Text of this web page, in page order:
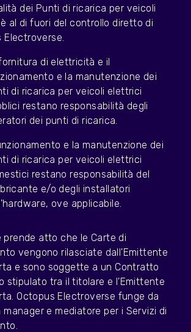
dei Punti di ricarica per veicoli
al di fuori del controllo diretto di
Electroverse.
di elettricità e il
e la manutenzione dei
di ricarica per veicoli elettrici
restano responsabilità degli
dei punti di ricarica.
e la manutenzione dei
di ricarica per veicoli elettrici
restano responsabilità del
e/o degli installatori
ove applicabile.
prende atto che le Carte di
vengono rilasciate dall'Emittente
e sono soggette a un Contratto
stipulato tra il titolare e l'Emittente
Octopus Electroverse funge da
manager e mediatore per i Servizi di